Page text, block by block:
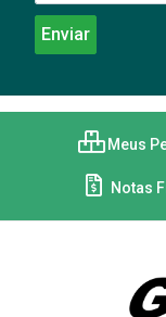
Meus
Notas